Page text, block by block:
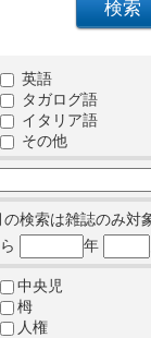
英語
タガログ語
イタリア語
その他
検索は雑誌のみ対
年
中央児
栂
人権